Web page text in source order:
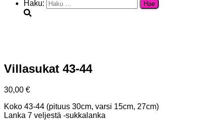
Haku:
Villasukat 43-44
30,00 €
Koko 43-44 (pituus 30cm, varsi 15cm, 27cm)
Lanka 7 veljestä -sukkalanka